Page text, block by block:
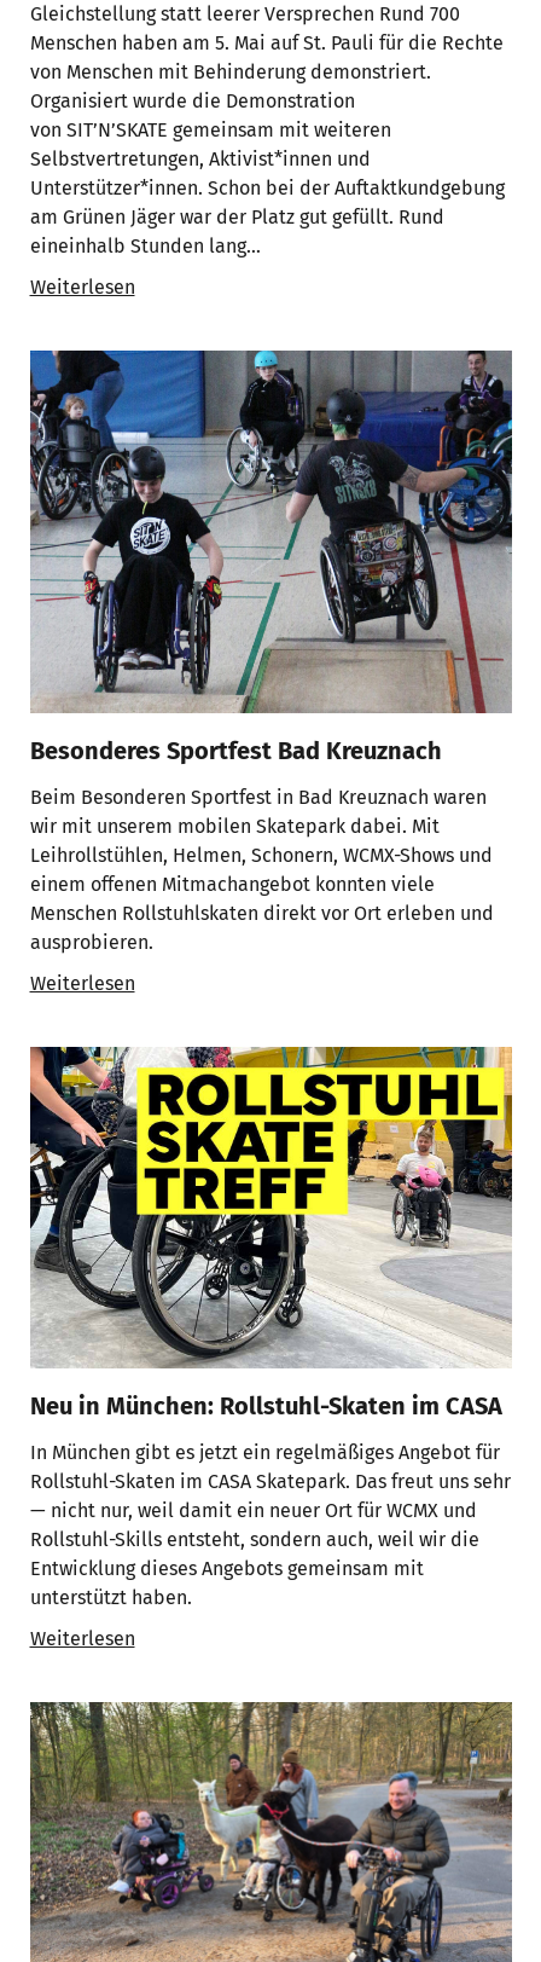
Gleichstellung statt leerer Versprechen Rund 700
Menschen haben am 5. Mai auf St. Pauli für die Rechte
von Menschen mit Behinderung demonstriert.
Organisiert wurde die Demonstration
von SIT’N’SKATE gemeinsam mit weiteren
Selbstvertretungen, Aktivist*innen und
Unterstützer*innen. Schon bei der Auftaktkundgebung
am Grünen Jäger war der Platz gut gefüllt. Rund
eineinhalb Stunden lang…
Weiterlesen
Besonderes Sportfest Bad Kreuznach
Beim Besonderen Sportfest in Bad Kreuznach waren
wir mit unserem mobilen Skatepark dabei. Mit
Leihrollstühlen, Helmen, Schonern, WCMX-Shows und
einem offenen Mitmachangebot konnten viele
Menschen Rollstuhlskaten direkt vor Ort erleben und
ausprobieren.
Weiterlesen
Neu in München: Rollstuhl-Skaten im CASA
In München gibt es jetzt ein regelmäßiges Angebot für
Rollstuhl-Skaten im CASA Skatepark. Das freut uns sehr
— nicht nur, weil damit ein neuer Ort für WCMX und
Rollstuhl-Skills entsteht, sondern auch, weil wir die
Entwicklung dieses Angebots gemeinsam mit
unterstützt haben.
Weiterlesen